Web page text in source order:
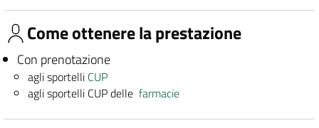
Come ottenere la prestazione
Con prenotazione
agli sportelli CUP
agli sportelli CUP dellefarmacie